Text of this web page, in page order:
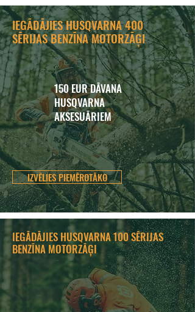
IEGĀDĀJIES HUSQVARNA 400
SĒRIJAS BENZĪNA MOTORZĀĢI
150 EUR DĀVANA
HUSQVARNA
AKSESUĀRIEM
IZVĒLIES PIEMĒROTĀKO
IEGĀDĀJIES HUSQVARNA 100 SĒRIJAS
BENZĪNA MOTORZĀĢI